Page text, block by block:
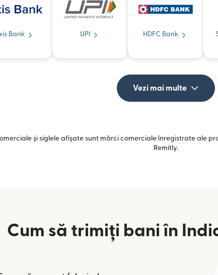
Bank UPI HDFC Bank
Vezi mai multe
și siglele afișate sunt mărci comerciale înregistrate ale
Remitly.
Cum să trimiți bani în